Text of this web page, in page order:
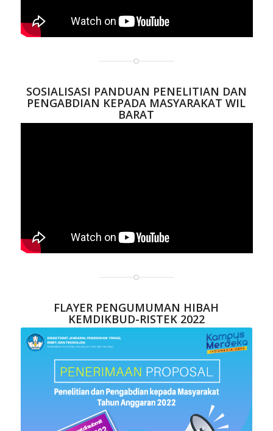
SOSIALISASI PANDUAN PENELITIAN DAN
PENGABDIAN KEPADA MASYARAKAT WIL
BARAT
FLAYER PENGUMUMAN HIBAH
KEMDIKBUD-RISTEK 2022